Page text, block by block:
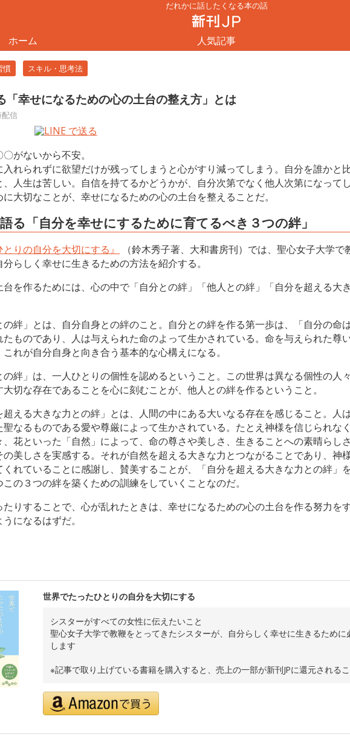
だれかに話したくなる本の話
ホーム 人気記事
慣 スキル・思考法
「幸せになるための心の土台の整え方」とは
配信
がないから不安。
れられずに欲望だけが残ってしまうと心がすり減ってしまう。自分を誰かと
人生は苦しい。自信を持てるかどうかが、自分次第でなく他人次第になって
大切なことが、幸せになるための心の土台を整えることだ。
る「自分を幸せにするために育てるべき３つの絆」
とりの自分を大切にする』
（鈴木秀子著、大和書房刊）では、聖心女子大学
らしく幸せに生きるための方法を紹介する。
を作るためには、心の中で「自分との絆」「他人との絆」「自分を超える大
の絆」とは、自分自身との絆のこと。自分との絆を作る第一歩は、「自分の命
たものであり、人は与えられた命のよって生かされている。命を与えられた尊
れが自分自身と向き合う基本的な心構えになる。
の絆」は、一人ひとりの個性を認めるということ。この世界は異なる個性の人
切な存在であることを心に刻むことが、他人との絆を作るということ。
超える大きな力との絆」とは、人間の中にある大いなる存在を感じること。人
聖なるものである愛や尊厳によって生かされている。たとえ神様を信じられな
、花といった「自然」によって、命の尊さや美しさ、生きることへの素晴らし
の美しさを実感する。それが自然を超える大きな力とつながることであり、神
れていることに感謝し、賛美することが、「自分を超える大きな力との絆」
の３つの絆を築くための訓練をしていくことなのだ。
たりすることで、心が乱れたときは、幸せになるための心の土台を作る努力を
になるはずだ。
世界でたったひとりの自分を大切にする
シスターがすべての女性に伝えたいこと
聖心女子大学で教鞭をとってきたシスターが、自分らしく幸せに生きるために
します
※記事で取り上げている書籍を購入すると、売上の一部が新刊JPに還元されるこ